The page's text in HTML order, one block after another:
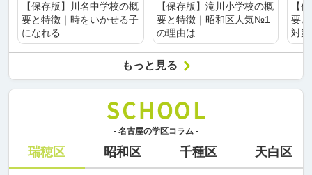
【保存版】川名中学校の概
要と特徴｜時をいかせる子
になれる
【保存版】滝川小学校の概
要と特徴｜昭和区人気№1
の理由は
【
要
対
もっと見る
- 名古屋の学区コラム -
瑞穂区 昭和区 千種区 天白区